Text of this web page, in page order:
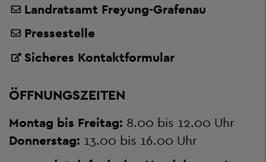
Landratsamt Freyung-Grafenau
Pressestelle
Sicheres Kontaktformular
ÖFFNUNGSZEITEN
Montag bis Freitag: 8.00 bis 12.00 Uhr
Donnerstag: 13.00 bis 16.00 Uhr